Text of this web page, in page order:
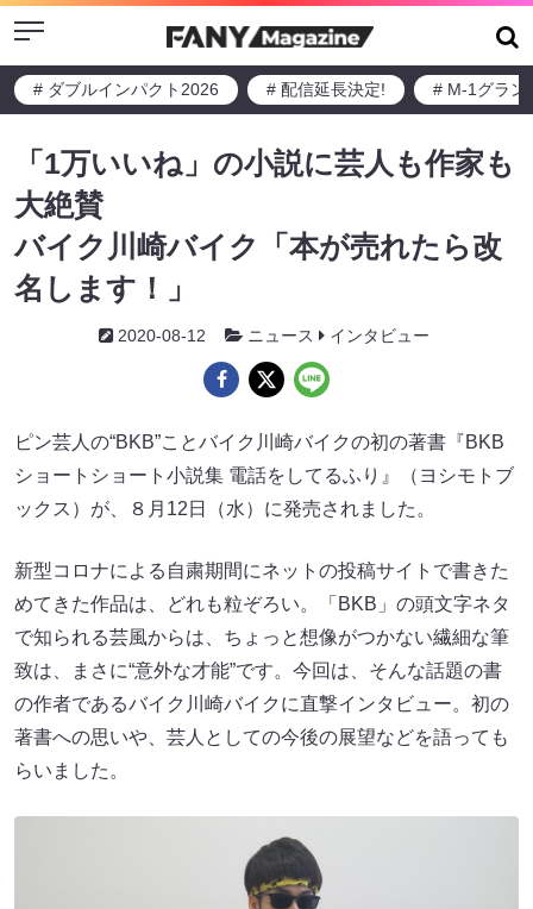
Menu
# ダブルインパクト2026 # 配信延長決定! # M-1グラン
「1万いいね」の小説に芸人も作家も
大絶賛
バイク川崎バイク「本が売れたら改
名します！」
2020-08-12 ニュース インタビュー
ピン芸人の“BKB”ことバイク川崎バイクの初の著書『BKB
ショートショート小説集 電話をしてるふり』（ヨシモトブ
ックス）が、８月12日（水）に発売されました。
新型コロナによる自粛期間にネットの投稿サイトで書きた
めてきた作品は、どれも粒ぞろい。「BKB」の頭文字ネタ
で知られる芸風からは、ちょっと想像がつかない繊細な筆
致は、まさに“意外な才能”です。今回は、そんな話題の書
の作者であるバイク川崎バイクに直撃インタビュー。初の
著書への思いや、芸人としての今後の展望などを語っても
らいました。